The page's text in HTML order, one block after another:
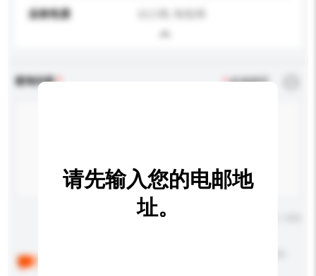
业务性质
查询内容 *必须填写
请先输入您的电邮地
址。